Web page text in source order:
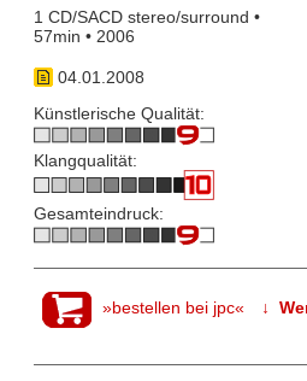
1 CD/SACD stereo/surround •
57min • 2006
04.01.2008
Künstlerische Qualität:
Klangqualität:
Gesamteindruck:
»bestellen bei jpc« ↓